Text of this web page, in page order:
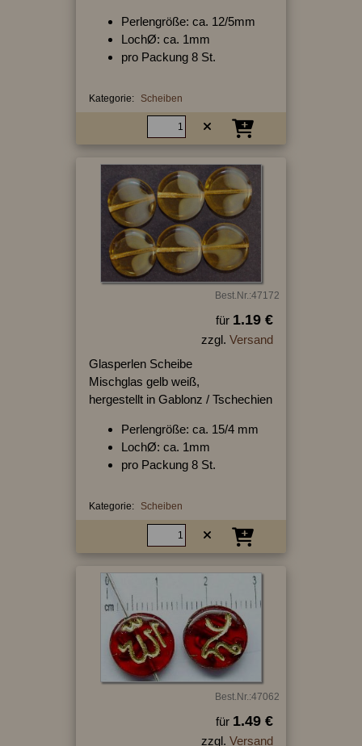
Perlengröße: ca. 12/5mm
LochØ: ca. 1mm
pro Packung 8 St.
Kategorie: Scheiben
Best.Nr.:47172
für 1.19 €
zzgl. Versand
Glasperlen Scheibe
Mischglas gelb weiß,
hergestellt in Gablonz / Tschechien
Perlengröße: ca. 15/4 mm
LochØ: ca. 1mm
pro Packung 8 St.
Kategorie: Scheiben
Best.Nr.:47062
für 1.49 €
zzgl. Versand